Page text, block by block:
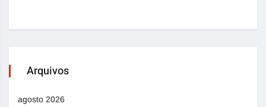
Arquivos
agosto 2026